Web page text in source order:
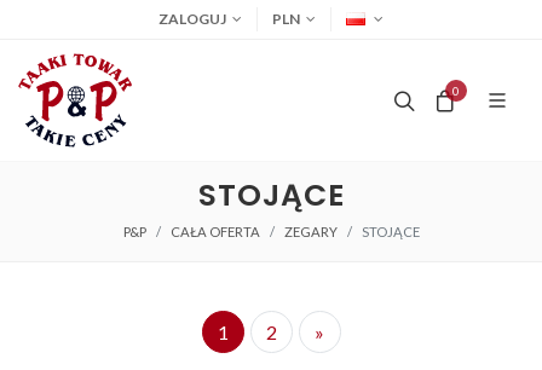
ZALOGUJ PLN
0
STOJĄCE
P&P CAŁA OFERTA ZEGARY STOJĄCE
1 2 »